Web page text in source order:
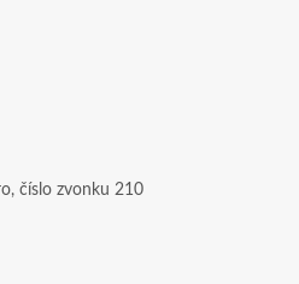
číslo zvonku 210